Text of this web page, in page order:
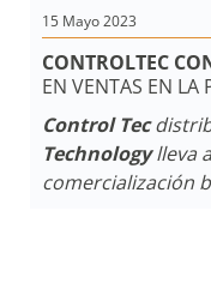
15 Mayo 2023
CONTROLTEC
EN VENTAS EN LA
Control Tec
Technologylleva
comercialización